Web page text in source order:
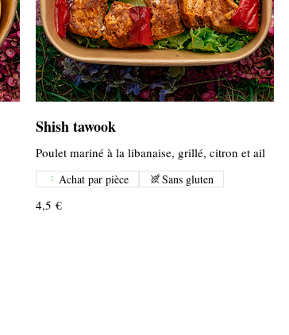
Shish tawook
Poulet mariné à la libanaise, grillé, citron et ail
4,5 €
Achat par pièce Sans gluten